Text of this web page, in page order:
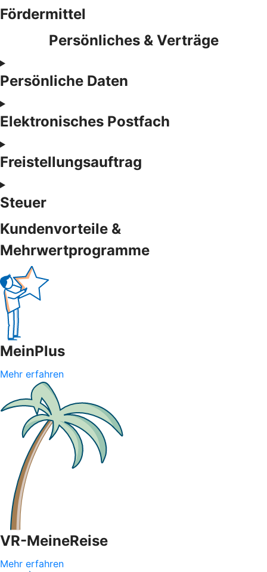
Fördermittel
Persönliches & Verträge
Persönliche Daten
Elektronisches Postfach
Freistellungsauftrag
Steuer
Kundenvorteile &
Mehrwertprogramme
MeinPlus
Mehr erfahren
VR-MeineReise
Mehr erfahren